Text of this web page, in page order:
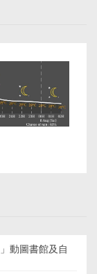
動圖書館及自